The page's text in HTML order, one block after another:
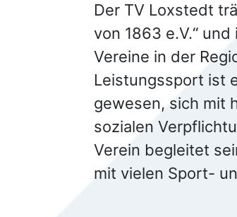
Der TV Loxstedt
von 1863 e.V.“
Vereine in der
Leistungssport ist
gewesen, sich mit
sozialen
Verein begleitet
mit vielen Sport-